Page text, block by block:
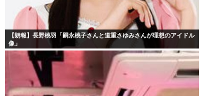
【朗報】長野桃羽「嗣永桃子さんと道重さゆみさんが理想のアイドル
像」